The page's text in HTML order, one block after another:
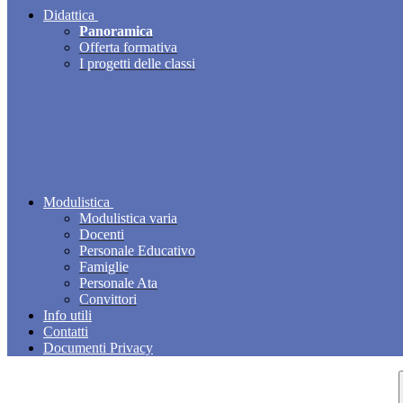
Didattica
Panoramica
Offerta formativa
I progetti delle classi
Modulistica
Modulistica varia
Docenti
Personale Educativo
Famiglie
Personale Ata
Convittori
Info utili
Contatti
Documenti Privacy